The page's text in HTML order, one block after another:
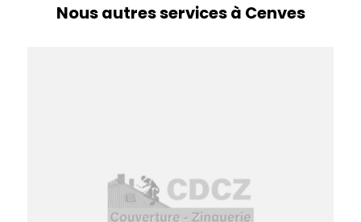
Nous autres services à Cenves